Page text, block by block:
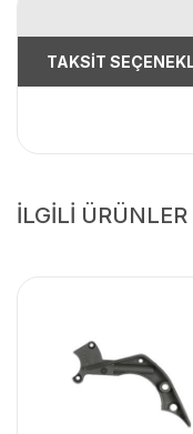
TAKSİT
İLGİLİ ÜRÜNLER